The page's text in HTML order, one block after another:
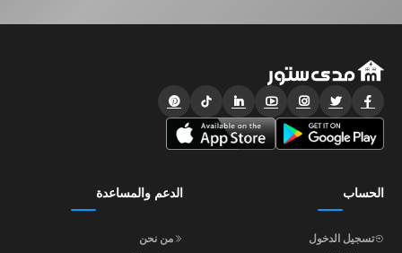
الحساب
تسجيل الدخول
الدعم والمساعدة
من نحن